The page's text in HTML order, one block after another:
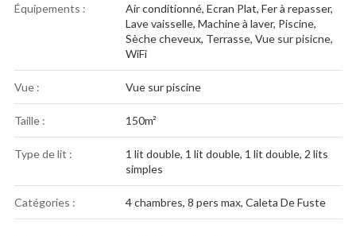
Équipements : Air conditionné, Ecran Plat, Fer à repasser,
Lave vaisselle, Machine à laver, Piscine,
Sèche cheveux, Terrasse, Vue sur pisicne,
WiFi
Vue : Vue sur piscine
Taille : 150m²
Type de lit :
1 lit double, 1 lit double, 1 lit double, 2 lits
simples
Catégories : 4 chambres, 8 pers max, Caleta De Fuste